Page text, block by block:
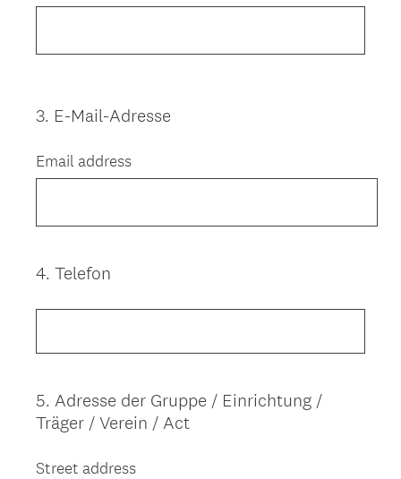
Question
3. E-Mail-Adresse
Email address
Question
4. Telefon
Question
Title
5. Adresse der Gruppe / Einrichtung /
Träger / Verein / Act
Street address